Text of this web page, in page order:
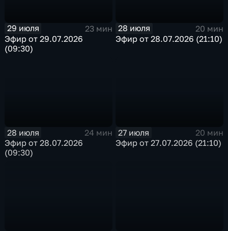
29 июля
23 мин
Эфир от 29.07.2026
(09:30)
28 июля
20 мин
Эфир от 28.07.2026 (21:10)
28 июля
24 мин
Эфир от 28.07.2026
(09:30)
27 июля
20 мин
Эфир от 27.07.2026 (21:10)